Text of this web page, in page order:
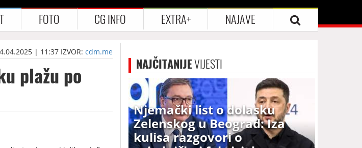
FOTO CG INFO EXTRA+ NAJAVE
| 11:37 IZVOR:cdm.me
plažu po NAJČITANIJEVIJESTI
Njemački list o dolasku
Zelenskog u Beograd: Iza
kulisa razgovori o